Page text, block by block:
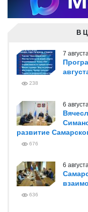
В
7
238
6
развитие
676
6
636